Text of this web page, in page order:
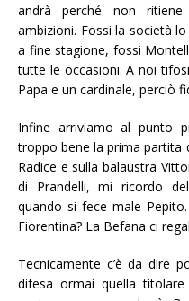
andrà perché non
ambizioni. Fossi la società
a fine stagione, fossi
tutte le occasioni. A noi
Papa e un cardinale, perciò
Infine arriviamo al punto
troppo bene la prima partita
Radice e sulla balaustra
di Prandelli, mi ricordo
quando si fece male
Fiorentina? La Befana ci
Tecnicamente c’è da dire
difesa ormai quella